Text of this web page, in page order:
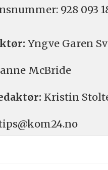
928 093
Yngve Garen
McBride
Kristin